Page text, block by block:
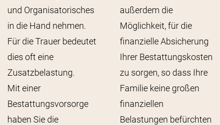
und Organisatorisches
in die Hand nehmen.
Für die Trauer bedeutet
dies oft eine
Zusatzbelastung.
Mit einer
Bestattungsvorsorge
haben Sie die
außerdem die
Möglichkeit, für die
finanzielle Absicherung
Ihrer Bestattungskosten
zu sorgen, so dass Ihre
Familie keine großen
finanziellen
Belastungen befürchten